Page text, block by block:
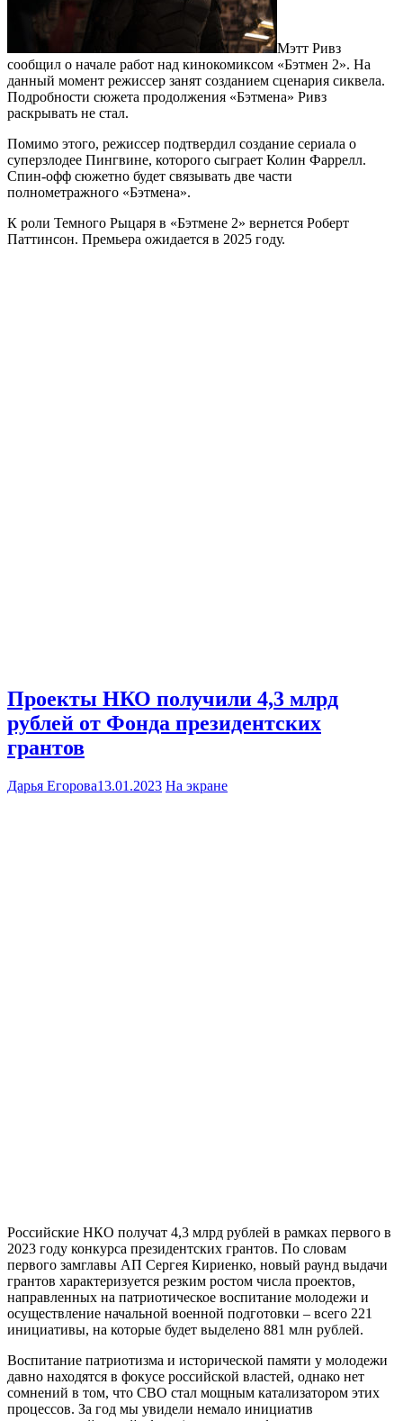
Мэтт Ривз
сообщил о начале работ над кинокомиксом «Бэтмен 2». На
данный момент режиссер занят созданием сценария сиквела.
Подробности сюжета продолжения «Бэтмена» Ривз
раскрывать не стал.
Помимо этого, режиссер подтвердил создание сериала о
суперзлодее Пингвине, которого сыграет Колин Фаррелл.
Спин-офф сюжетно будет связывать две части
полнометражного «Бэтмена».
К роли Темного Рыцаря в «Бэтмене 2» вернется Роберт
Паттинсон. Премьера ожидается в 2025 году.
Проекты НКО получили 4,3 млрд
рублей от Фонда президентских
грантов
Дарья Егорова13.01.2023 На экране
Российские НКО получат 4,3 млрд рублей в рамках первого в
2023 году конкурса президентских грантов. По словам
первого замглавы АП Сергея Кириенко, новый раунд выдачи
грантов характеризуется резким ростом числа проектов,
направленных на патриотическое воспитание молодежи и
осуществление начальной военной подготовки – всего 221
инициативы, на которые будет выделено 881 млн рублей.
Воспитание патриотизма и исторической памяти у молодежи
давно находятся в фокусе российской властей, однако нет
сомнений в том, что СВО стал мощным катализатором этих
процессов. За год мы увидели немало инициатив